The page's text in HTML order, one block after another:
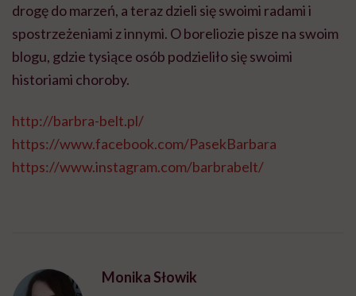
drogę do marzeń, a teraz dzieli się swoimi radami i
spostrzeżeniami z innymi. O boreliozie pisze na swoim
blogu, gdzie tysiące osób podzieliło się swoimi
historiami choroby.
http://barbra-belt.pl/
https://www.facebook.com/PasekBarbara
https://www.instagram.com/barbrabelt/
Monika Słowik